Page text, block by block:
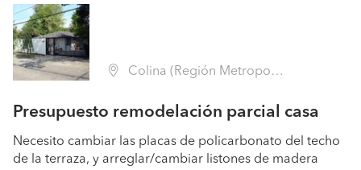
Colina (Región Metropolitana - Chacabuco)
Presupuesto remodelación parcial casa
Necesito cambiar las placas de policarbonato del techo
de la terraza, y arreglar/cambiar listones de madera